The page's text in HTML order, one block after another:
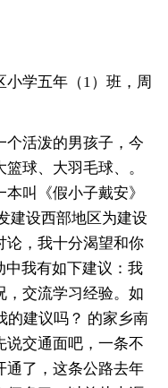
学五年（1）班，周
活泼的男孩子，今
球、大羽毛球、。
叫《假小子戴安》
建设西部地区为建设
论，我十分渴望和你
中我有如下建议：我
，交流学习经验。如
的建议吗？ 的家乡南
说交通面吧，一条不
了，这条公路去年